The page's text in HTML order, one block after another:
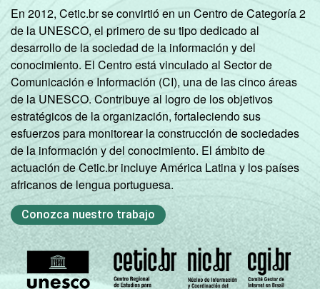
En 2012, Cetic.br se convirtió en un Centro de Categoría 2
de la UNESCO, el primero de su tipo dedicado al
desarrollo de la sociedad de la información y del
conocimiento. El Centro está vinculado al Sector de
Comunicación e Información (CI), una de las cinco áreas
de la UNESCO. Contribuye al logro de los objetivos
estratégicos de la organización, fortaleciendo sus
esfuerzos para monitorear la construcción de sociedades
de la información y del conocimiento. El ámbito de
actuación de Cetic.br incluye América Latina y los países
africanos de lengua portuguesa.
Conozca nuestro trabajo